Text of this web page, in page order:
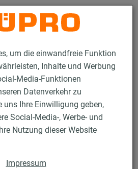
um die einwandfreie Funktion
Inhalte und Werbung
Media-Funktionen
Datenverkehr zu
uns Ihre Einwilligung geben,
Social-Media-, Werbe- und
Nutzung dieser Website
Impressum
Kontakt
Installationsschienen